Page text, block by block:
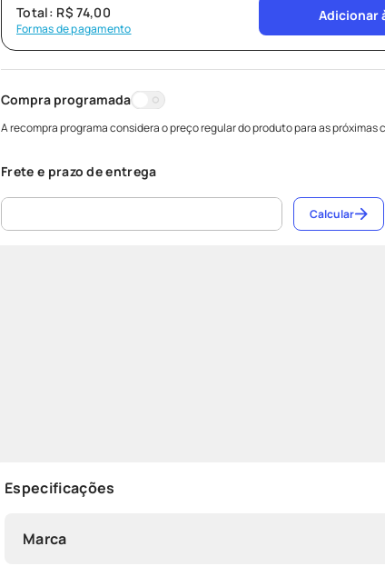
Total: R$ 74,00
Formas de pagamento
Adicionar
Compra programada
A recompra programa considera o preço regular do produto para as próximas
Frete e prazo de entrega
Calcular
Especificações
Marca